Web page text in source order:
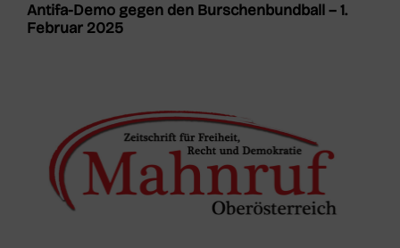
Antifa-Demo gegen den Burschenbundball – 1.
Februar 2025